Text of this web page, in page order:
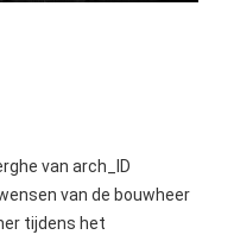
van arch_ID
van de bouwheer
tijdens het